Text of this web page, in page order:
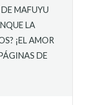
MAFUYU
LA
¡EL AMOR
DE